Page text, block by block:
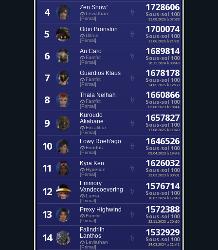
4 Zen Snow'
Leviathan
[Primal]
1728606
Sous-sol 100
31.08.2025 à 07h28
5 Odin Bronston
Ultros
[Primal]
1700074
Sous-sol 100
11.06.2025 à 21h01
6 Ari Caro
Famfrit
[Primal]
1689814
Sous-sol 100
28.12.2024 à 09h43
7 Guardios Klaus
Famfrit
[Primal]
1678178
Sous-sol 100
24.05.2025 à 12h59
8 Thala Nelhah
Famfrit
[Primal]
1660866
Sous-sol 100
03.08.2023 à 18h44
9
Kuroudo
Akabane
Excalibur
[Primal]
1657827
Sous-sol 100
17.08.2025 à 11h20
10 Lowy Roeh'ago
Exodus
[Primal]
1646526
Sous-sol 100
09.04.2023 à 19h46
11 Kyra Ken
Hyperion
[Primal]
1626032
Sous-sol 100
23.03.2023 à 00h01
12
Emmory
Vandecoevering
Lamia
[Primal]
1576714
Sous-sol 100
10.07.2024 à 17h49
13 Prexy Highwind
Famfrit
[Primal]
1572388
Sous-sol 100
22.11.2023 à 20h30
14
Falindrith
Lanthos
Leviathan
[Primal]
1532929
Sous-sol 100
24.03.2024 à 21h42